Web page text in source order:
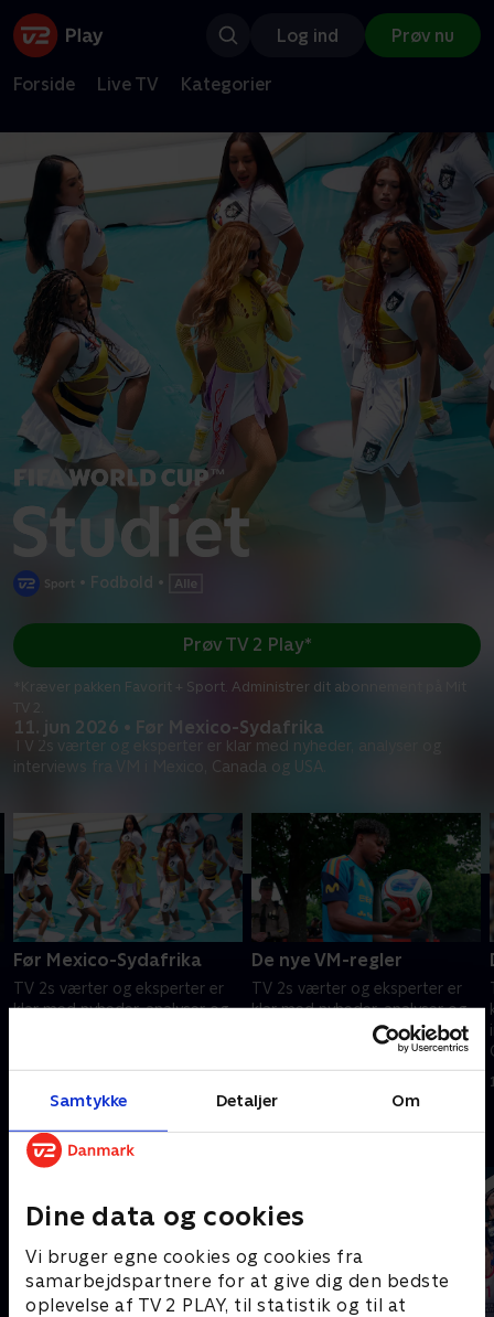
Samtykke Detaljer Om
Dine data og cookies
Vi bruger egne cookies og cookies fra
samarbejdspartnere for at give dig den bedste
oplevelse af TV 2 PLAY, til statistik og til at
Log ind Prøv nu
Forside Live TV Kategorier
• Fodbold •
11. jun 2026 • Før Mexico-Sydafrika
TV 2s værter og eksperter er klar med nyheder, analyser og
interviews fra VM i Mexico, Canada og USA.
Prøv TV 2 Play*
*Kræver pakken Favorit + Sport. Administrer dit abonnement på Mit
Før Mexico-Sydafrika
TV 2s værter og eksperter er
klar med nyheder, analyser og
De nye VM-regler
TV 2s værter og eksperter er
klar med nyheder, analyser og
interviews fra VM i Mexico,
Andre så også